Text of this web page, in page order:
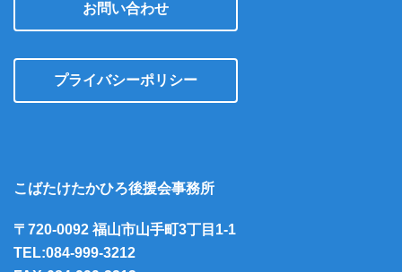
お問い合わせ
プライバシーポリシー
こばたけたかひろ後援会事務所
〒720-0092 福山市山手町3丁目1-1
TEL:084-999-3212